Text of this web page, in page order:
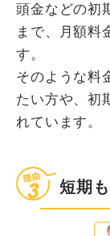
頭金などの初
まで、月額料
す。
そのような料
たい方や、初
れています。
短期